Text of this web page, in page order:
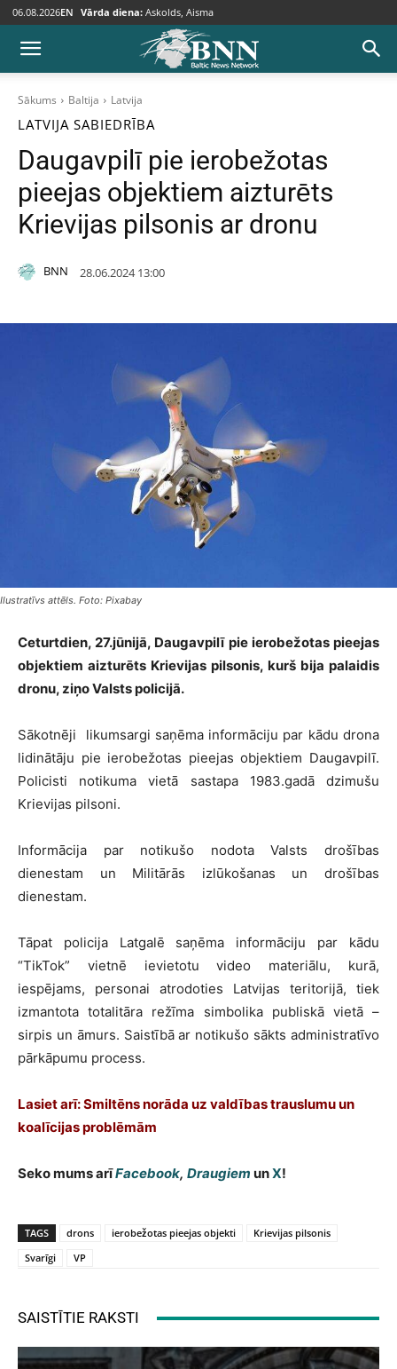
06.08.2026EN Vārda diena: Askolds, Aisma
Sākums Baltija Latvija
LATVIJA SABIEDRĪBA
Daugavpilī pie ierobežotas
pieejas objektiem aizturēts
Krievijas pilsonis ar dronu
BNN 28.06.2024 13:00
Ilustratīvs attēls. Foto: Pixabay
Ceturtdien, 27.jūnijā, Daugavpilī pie ierobežotas pieejas
objektiem aizturēts Krievijas pilsonis, kurš bija palaidis
dronu, ziņo Valsts policijā.
Sākotnēji likumsargi saņēma informāciju par kādu drona
lidinātāju pie ierobežotas pieejas objektiem Daugavpilī.
Policisti notikuma vietā sastapa 1983.gadā dzimušu
Krievijas pilsoni.
Informācija par notikušo nodota Valsts drošības
dienestam un Militārās izlūkošanas un drošības
dienestam.
Tāpat policija Latgalē saņēma informāciju par kādu
“TikTok” vietnē ievietotu video materiālu, kurā,
iespējams, personai atrodoties Latvijas teritorijā, tiek
izmantota totalitāra režīma simbolika publiskā vietā –
sirpis un āmurs. Saistībā ar notikušo sākts administratīvo
pārkāpumu process.
Lasiet arī: Smiltēns norāda uz valdības trauslumu un
koalīcijas problēmām
Seko mums arīFacebook, Draugiem unX!
TAGS drons ierobežotas pieejas objekti
Krievijas pilsonis
Svarīgi
VP
SAISTĪTIE RAKSTI